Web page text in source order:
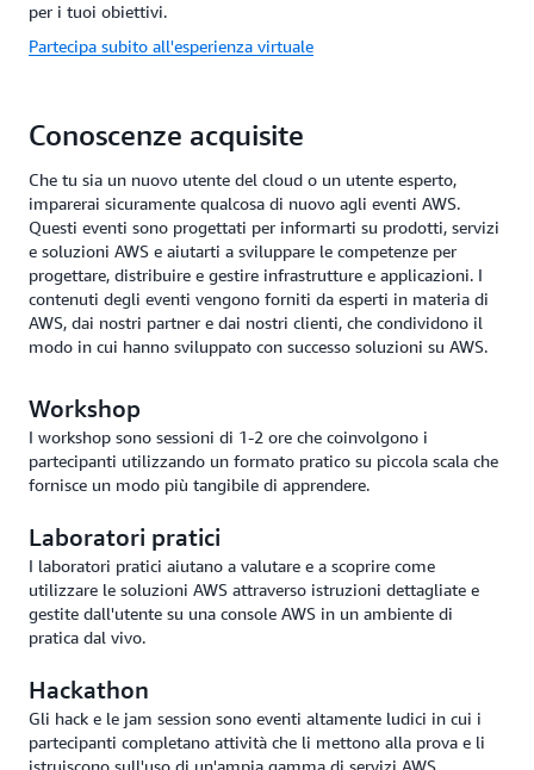
per i tuoi obiettivi.
Partecipa subito all'esperienza virtuale
Conoscenze acquisite
Che tu sia un nuovo utente del cloud o un utente esperto,
imparerai sicuramente qualcosa di nuovo agli eventi AWS.
Questi eventi sono progettati per informarti su prodotti, servizi
e soluzioni AWS e aiutarti a sviluppare le competenze per
progettare, distribuire e gestire infrastrutture e applicazioni. I
contenuti degli eventi vengono forniti da esperti in materia di
AWS, dai nostri partner e dai nostri clienti, che condividono il
modo in cui hanno sviluppato con successo soluzioni su AWS.
Workshop
I workshop sono sessioni di 1-2 ore che coinvolgono i
partecipanti utilizzando un formato pratico su piccola scala che
fornisce un modo più tangibile di apprendere.
Laboratori pratici
I laboratori pratici aiutano a valutare e a scoprire come
utilizzare le soluzioni AWS attraverso istruzioni dettagliate e
gestite dall'utente su una console AWS in un ambiente di
pratica dal vivo.
Hackathon
Gli hack e le jam session sono eventi altamente ludici in cui i
partecipanti completano attività che li mettono alla prova e li